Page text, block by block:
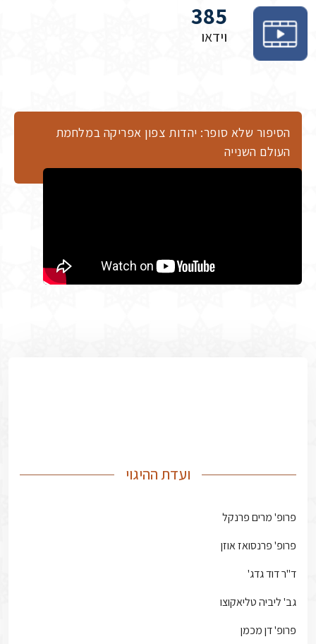
385
וידאו
הסיפור שלא סופר: יהדות צפון אפריקה במלחמת
העולם השנייה
ועדת ההיגוי
פרופ' מרים פרנקל
פרופ' פרנסואז אוזן
ד"ר דוד גדג'
גב' ליביה טליאקוצו
פרופ' דן מכמן